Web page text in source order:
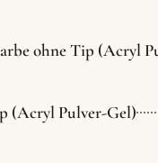
ohne Tip (Acryl
(Acryl Pulver-Gel)